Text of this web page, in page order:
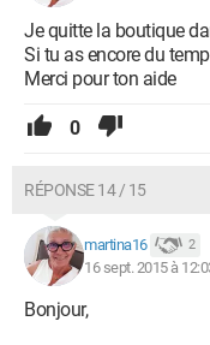
Je quitte la boutique
Si tu as encore du
Merci pour ton aide
0
RÉPONSE 14 / 15
martina16 2
16 sept. 2015 à
Bonjour,